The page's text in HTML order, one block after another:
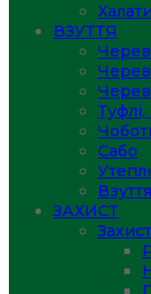
ВЗУТТЯ
Туфлі,
Сабо
ЗАХИСТ